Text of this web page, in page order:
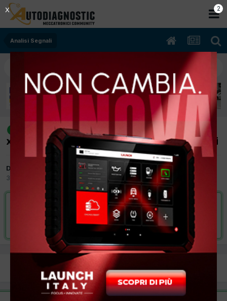
Analisi Segnali
[corsa b 973 cc anno 06/2000 mot.
x10xe motronic m 1.5.5]sincronismo fase giri
Da puzzoneddu
3 Marzo 2012
Analisi Segnali
VAI ALLA SOLUZIONE
Risolta da puzzoneddu, 3 Marzo 2012
AVANTI
Pagina 1 di 3
1
X